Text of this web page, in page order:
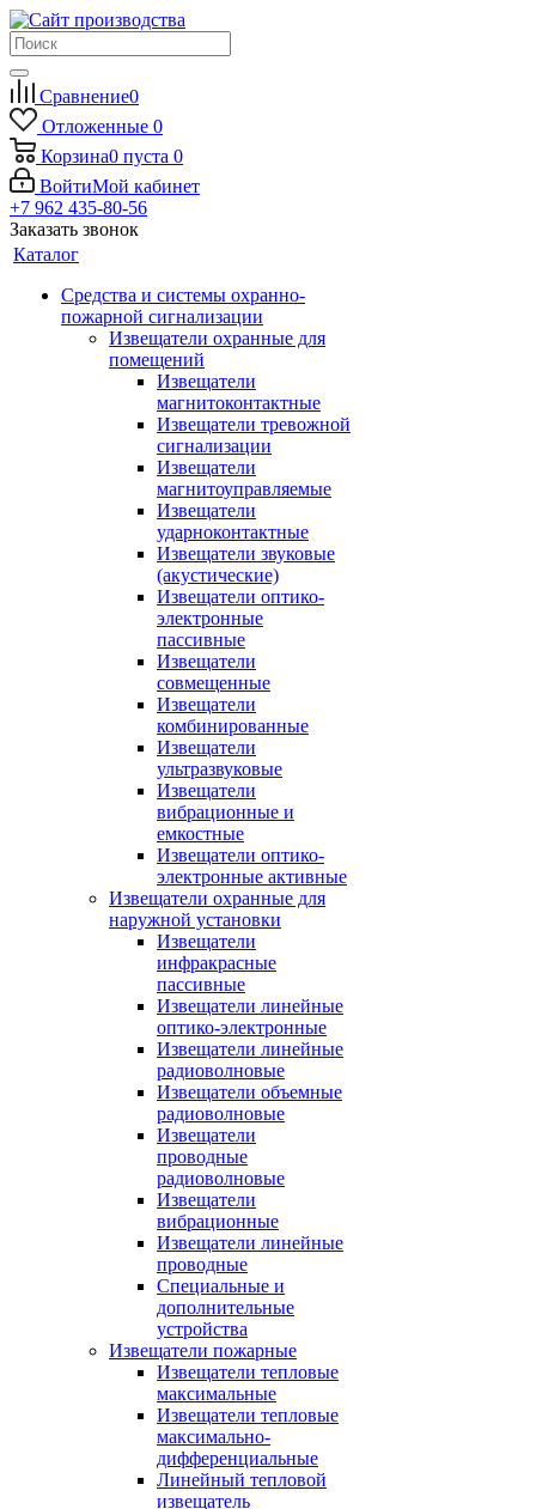
Сравнение0
Отложенные 0
Корзина0 пуста 0
ВойтиМой кабинет
+7 962 435-80-56
Заказать звонок
Каталог
Средства и системы охранно-
пожарной сигнализации
Извещатели охранные для
помещений
Извещатели
магнитоконтактные
Извещатели тревожной
сигнализации
Извещатели
магнитоуправляемые
Извещатели
ударноконтактные
Извещатели звуковые
(акустические)
Извещатели оптико-
электронные
пассивные
Извещатели
совмещенные
Извещатели
комбинированные
Извещатели
ультразвуковые
Извещатели
вибрационные и
емкостные
Извещатели оптико-
электронные активные
Извещатели охранные для
наружной установки
Извещатели
инфракрасные
пассивные
Извещатели линейные
оптико-электронные
Извещатели линейные
радиоволновые
Извещатели объемные
радиоволновые
Извещатели
проводные
радиоволновые
Извещатели
вибрационные
Извещатели линейные
проводные
Специальные и
дополнительные
устройства
Извещатели пожарные
Извещатели тепловые
максимальные
Извещатели тепловые
максимально-
дифференциальные
Линейный тепловой
извещатель